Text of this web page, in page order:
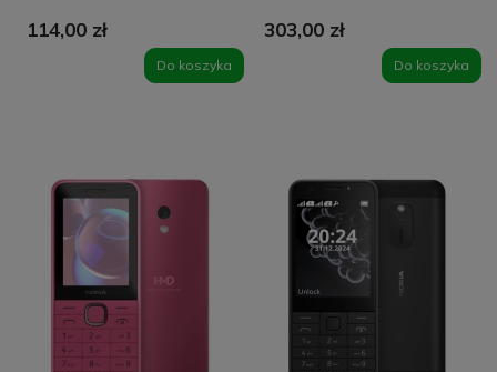
114,00 zł
Do koszyka
303,00 zł
Do koszyka